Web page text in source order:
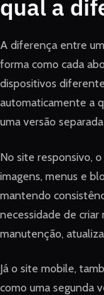
qual a
A diferença entre
forma como cada
dispositivos
automaticamente a
uma versão
No site responsivo,
imagens, menus e
mantendo
necessidade de
manutenção,
Já o site mobile,
como uma segunda